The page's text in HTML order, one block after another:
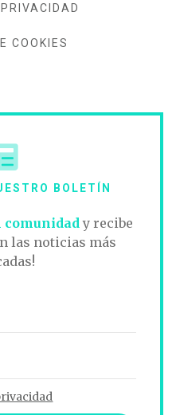
COOKIES
BOLETÍN
comunidady recibe
las noticias más